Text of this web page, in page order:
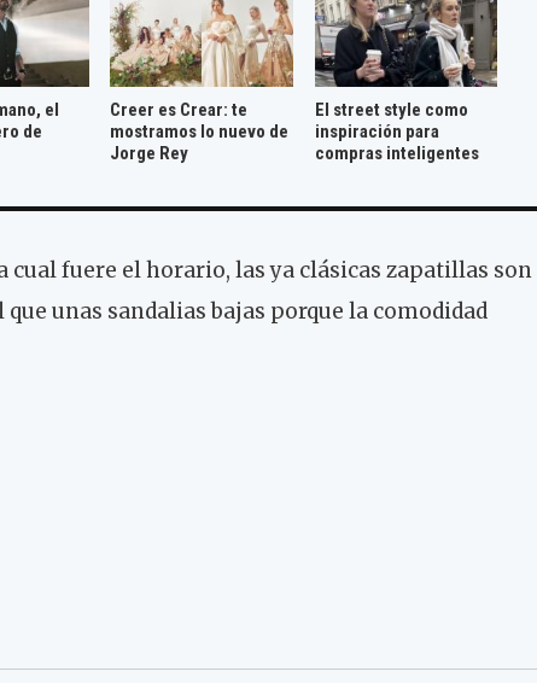
el
de
Creer es Crear: te
mostramos lo nuevo de
Jorge Rey
El street style como
inspiración para
compras inteligentes
cual fuere el horario, las ya clásicas zapatillas son
unas sandalias bajas porque la comodidad